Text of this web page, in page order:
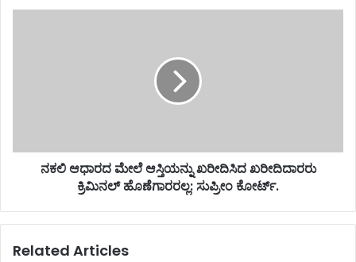
ನಕಲಿ ಆಧಾರದ ಮೇಲೆ ಆಸ್ತಿಯನ್ನು ಖರೀದಿಸಿದ ಖರೀದಿದಾರರು
ಕ್ರಿಮಿನಲ್ ಹೊಣೆಗಾರರಲ್ಲ: ಸುಪ್ರೀಂ ಕೋರ್ಟ್.
Related Articles